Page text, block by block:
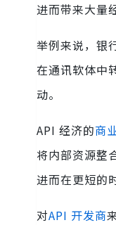
进而带来大量
举例来说，银
在通讯软体中
动。
API 经济的商
将内部资源整
进而在更短的
对API 开发商